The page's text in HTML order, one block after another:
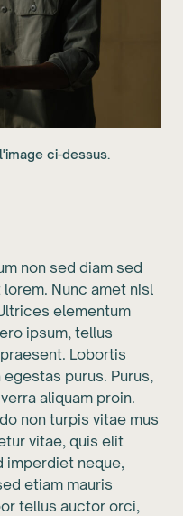
ci-dessus.
non sed diam sed
Nunc amet nisl
elementum
ipsum, tellus
Lobortis
purus. Purus,
aliquam proin.
non turpis vitae mus
vitae, quis elit
imperdiet neque,
etiam mauris
tellus auctor orci,